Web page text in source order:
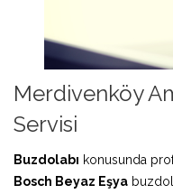
Merdivenköy
Servisi
Buzdolabı konusunda
Bosch Beyaz Eşya